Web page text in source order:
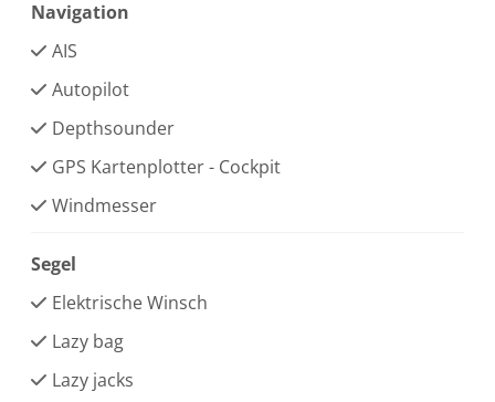
Navigation
AIS
Autopilot
Depthsounder
GPS Kartenplotter - Cockpit
Windmesser
Segel
Elektrische Winsch
Lazy bag
Lazy jacks